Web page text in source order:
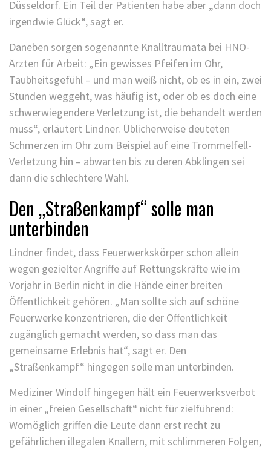
Düsseldorf. Ein Teil der Patienten habe aber „dann doch
irgendwie Glück“, sagt er.
Daneben sorgen sogenannte Knalltraumata bei HNO-
Ärzten für Arbeit: „Ein gewisses Pfeifen im Ohr,
Taubheitsgefühl – und man weiß nicht, ob es in ein, zwei
Stunden weggeht, was häufig ist, oder ob es doch eine
schwerwiegendere Verletzung ist, die behandelt werden
muss“, erläutert Lindner. Üblicherweise deuteten
Schmerzen im Ohr zum Beispiel auf eine Trommelfell-
Verletzung hin – abwarten bis zu deren Abklingen sei
dann die schlechtere Wahl.
Den „Straßenkampf“ solle man
unterbinden
Lindner findet, dass Feuerwerkskörper schon allein
wegen gezielter Angriffe auf Rettungskräfte wie im
Vorjahr in Berlin nicht in die Hände einer breiten
Öffentlichkeit gehören. „Man sollte sich auf schöne
Feuerwerke konzentrieren, die der Öffentlichkeit
zugänglich gemacht werden, so dass man das
gemeinsame Erlebnis hat“, sagt er. Den
„Straßenkampf“ hingegen solle man unterbinden.
Mediziner Windolf hingegen hält ein Feuerwerksverbot
in einer „freien Gesellschaft“ nicht für zielführend:
Womöglich griffen die Leute dann erst recht zu
gefährlichen illegalen Knallern, mit schlimmeren Folgen,